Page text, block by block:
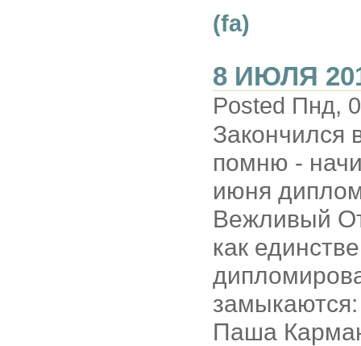
(fa)
8 ИЮЛЯ
Posted Пнд,
Закончился
помню -
июня
Вежливый
как
Паша